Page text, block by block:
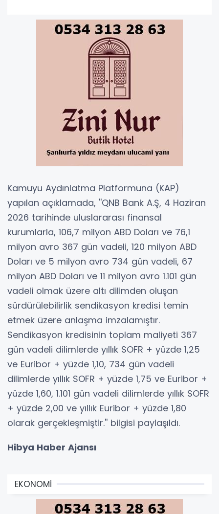
Kamuyu Aydınlatma Platformuna (KAP)
yapılan açıklamada, ''QNB Bank A.Ş, 4 Haziran
2026 tarihinde uluslararası finansal
kurumlarla, 106,7 milyon ABD Doları ve 76,1
milyon avro 367 gün vadeli, 120 milyon ABD
Doları ve 5 milyon avro 734 gün vadeli, 67
milyon ABD Doları ve 11 milyon avro 1.101 gün
vadeli olmak üzere altı dilimden oluşan
sürdürülebilirlik sendikasyon kredisi temin
etmek üzere anlaşma imzalamıştır.
Sendikasyon kredisinin toplam maliyeti 367
gün vadeli dilimlerde yıllık SOFR + yüzde 1,25
ve Euribor + yüzde 1,10, 734 gün vadeli
dilimlerde yıllık SOFR + yüzde 1,75 ve Euribor +
yüzde 1,60, 1.101 gün vadeli dilimlerde yıllık SOFR
+ yüzde 2,00 ve yıllık Euribor + yüzde 1,80
olarak gerçekleşmiştir.'' bilgisi paylaşıldı.
Hibya Haber Ajansı
EKONOMİ